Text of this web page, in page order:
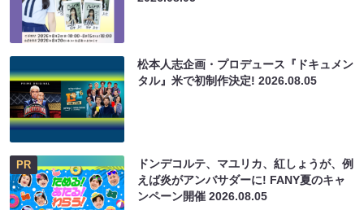
松本人志企画・プロデュース『ドキュメン
タル』米で初制作決定!2026.08.05
PR
ドンデコルテ、マユリカ、紅しょうが、例
えば炎がアンバサダーに! FANY夏のキャ
ンペーン開催2026.08.05